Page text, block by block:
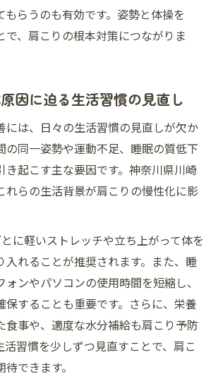
もらうのも有効です。姿勢と体操を
で、肩こりの根本対策につながりま
因に迫る生活習慣の見直し
には、日々の生活習慣の見直しが欠か
の同一姿勢や運動不足、睡眠の質低下
き起こす主な要因です。神奈川県川崎
れらの生活背景が肩こりの慢性化に影
に軽いストレッチや立ち上がって体を
入れることが推奨されます。また、睡
ンやパソコンの使用時間を短縮し、
保することも重要です。さらに、栄養
食事や、適度な水分補給も肩こり予防
活習慣を少しずつ見直すことで、肩こ
できます。